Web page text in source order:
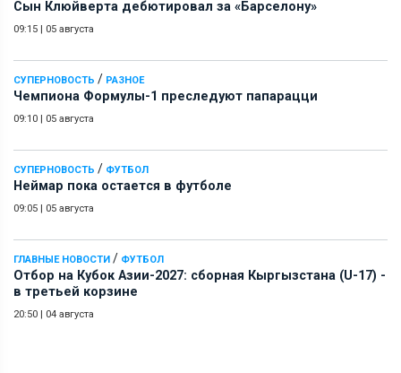
Сын Клюйверта дебютировал за «Барселону»
09:15 05 августа
СУПЕРНОВОСТЬ / РАЗНОЕ
Чемпиона Формулы-1 преследуют папарацци
09:10 05 августа
СУПЕРНОВОСТЬ / ФУТБОЛ
Неймар пока остается в футболе
09:05 05 августа
ГЛАВНЫЕ НОВОСТИ / ФУТБОЛ
Отбор на Кубок Азии-2027: сборная Кыргызстана (U-17) -
в третьей корзине
20:50 04 августа